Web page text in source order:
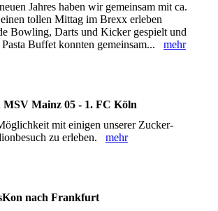
Jahres haben wir gemeinsam mit ca.
tollen Mittag im Brexx erleben
Bowling, Darts und Kicker gespielt und
Buffet konnten gemeinsam... mehr
MSV Mainz 05 - 1. FC Köln
mit einigen unserer Zucker-
zu erleben. mehr
nach Frankfurt